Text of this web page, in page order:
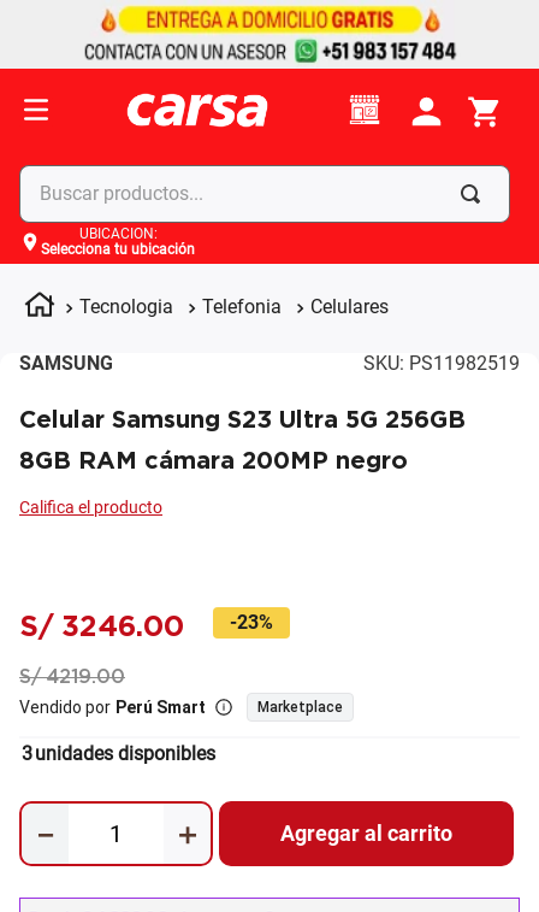
Buscar productos...
UBICACIÓN:
Selecciona tu ubicación
Tecnologia Telefonia Celulares
SAMSUNG SKU: PS11982519
Celular Samsung S23 Ultra 5G 256GB
8GB RAM cámara 200MP negro
S/ 3246.00 -23%
S/ 4219.00
Vendido por Perú Smart Marketplace
3unidades disponibles
＋
－ Agregar al carrito
Términos más buscados
celulares
4. apple